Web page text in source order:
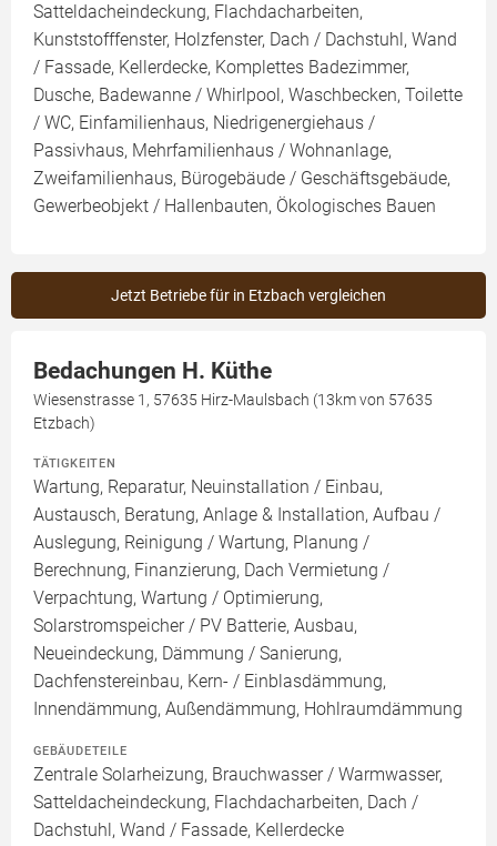
Satteldacheindeckung, Flachdacharbeiten,
Kunststofffenster, Holzfenster, Dach / Dachstuhl, Wand
/ Fassade, Kellerdecke, Komplettes Badezimmer,
Dusche, Badewanne / Whirlpool, Waschbecken, Toilette
/ WC, Einfamilienhaus, Niedrigenergiehaus /
Passivhaus, Mehrfamilienhaus / Wohnanlage,
Zweifamilienhaus, Bürogebäude / Geschäftsgebäude,
Gewerbeobjekt / Hallenbauten, Ökologisches Bauen
Jetzt Betriebe für in Etzbach vergleichen
Bedachungen H. Küthe
Wiesenstrasse 1, 57635 Hirz-Maulsbach (13km von 57635
Etzbach)
TÄTIGKEITEN
Wartung, Reparatur, Neuinstallation / Einbau,
Austausch, Beratung, Anlage & Installation, Aufbau /
Auslegung, Reinigung / Wartung, Planung /
Berechnung, Finanzierung, Dach Vermietung /
Verpachtung, Wartung / Optimierung,
Solarstromspeicher / PV Batterie, Ausbau,
Neueindeckung, Dämmung / Sanierung,
Dachfenstereinbau, Kern- / Einblasdämmung,
Innendämmung, Außendämmung, Hohlraumdämmung
GEBÄUDETEILE
Zentrale Solarheizung, Brauchwasser / Warmwasser,
Satteldacheindeckung, Flachdacharbeiten, Dach /
Dachstuhl, Wand / Fassade, Kellerdecke